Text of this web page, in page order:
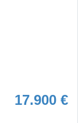
17.900 €